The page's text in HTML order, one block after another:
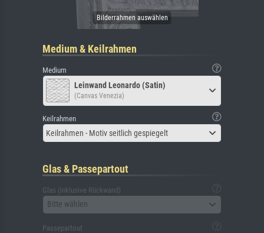
Medium & Keilrahmen
Medium
Leinwand Leonardo (Satin)
(Canvas Venezia)
Keilrahmen
Keilrahmen - Motiv seitlich gespiegelt
Glas & Passepartout
Glas (inklusive Rückwand)
Bitte wählen
Passepartout